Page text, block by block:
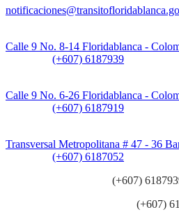
Calle 9 No. 8-14 Floridablanca -
(+607) 6187939
Calle 9 No. 6-26 Floridablanca -
(+607) 6187919
Transversal Metropolitana # 47 - 36
(+607) 6187052
(+607)
(+607)